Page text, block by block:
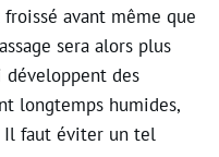
avant même que
sera alors plus
développent des
longtemps humides,
Il faut éviter un tel